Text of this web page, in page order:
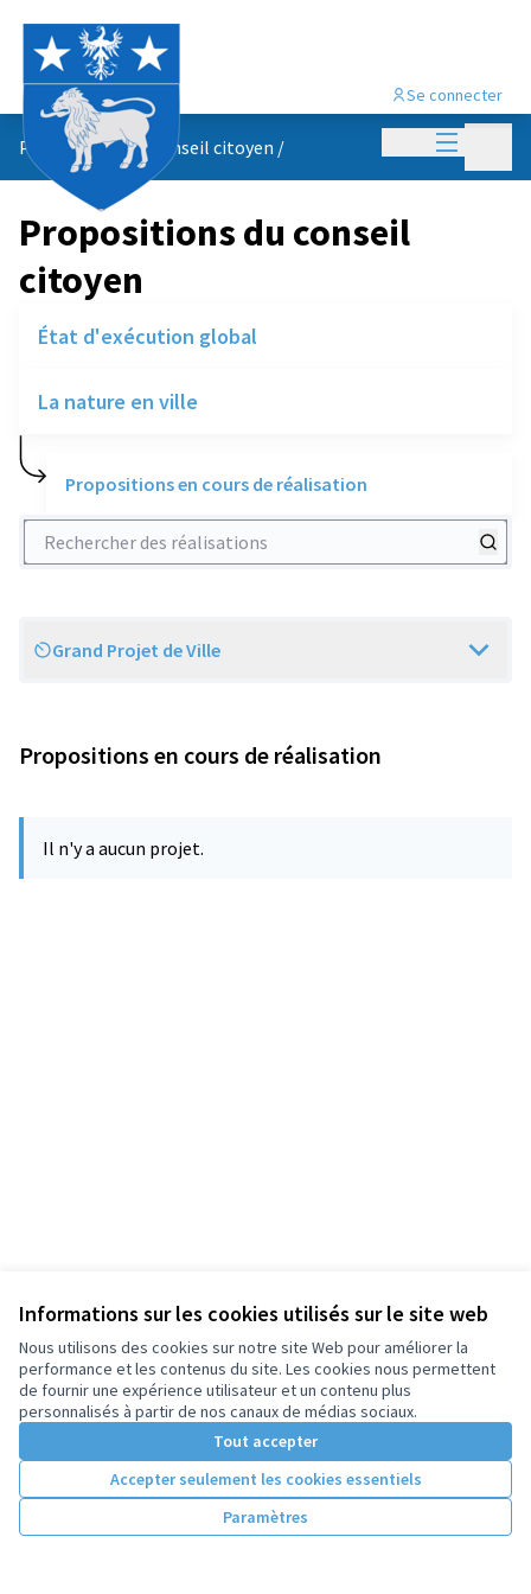
Informations sur les cookies utilisés sur le site web
Nous utilisons des cookies sur notre site Web pour améliorer la
performance et les contenus du site. Les cookies nous permettent
de fournir une expérience utilisateur et un contenu plus
personnalisés à partir de nos canaux de médias sociaux.
Tout accepter
Accepter seulement les cookies essentiels
Paramètres
Menu
Se connecter
Propositions du conseil citoyen /
Propositions du conseil
citoyen
État d'exécution global
La nature en ville
Propositions en cours de réalisation
Rechercher des réalisations
Scope
Grand Projet de Ville
Propositions en cours de réalisation
Il n'y a aucun projet.